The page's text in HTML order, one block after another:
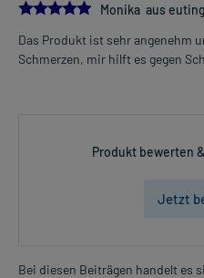
5.0
Monika aus
Das Produkt ist sehr angenehm
Schmerzen, mir hilft es gegen
Produkt bewerten
Jetzt
Bei diesen Beiträgen handelt es